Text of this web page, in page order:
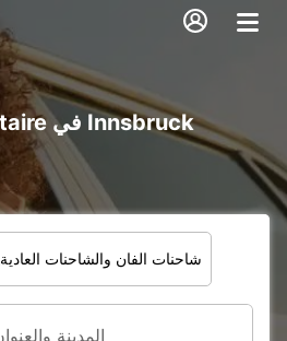
شاحنات الفان والشاحنات العادية